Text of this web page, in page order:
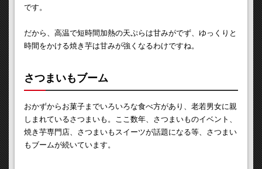
です。
だから、高温で短時間加熱の天ぷらは甘みがでず、ゆっくりと
時間をかける焼き芋は甘みが強くなるわけですね。
さつまいもブーム
おかずからお菓子までいろいろな食べ方があり、老若男女に親
しまれているさつまいも。ここ数年、さつまいものイベント、
焼き芋専門店、さつまいもスイーツが話題になる等、さつまい
もブームが続いています。